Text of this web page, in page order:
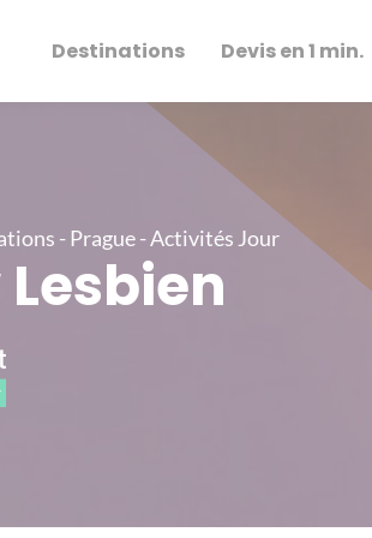
Destinations Devis en 1 min.
-Prague-Activités Jour